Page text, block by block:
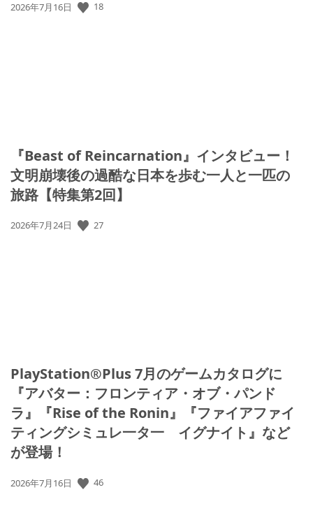
公
2026年7月16日 18
『Beast of Reincarnation』インタビュー！
文明崩壊後の過酷な日本を歩む一人と一匹の
旅路【特集第2回】
公
2026年7月24日 27
PlayStation®Plus 7月のゲームカタログに
『アバター：フロンティア・オブ・パンド
ラ』『Rise of the Ronin』『ファイアファイ
ティングシミュレ一タ一 イグナイト』など
が登場！
公
2026年7月16日 46